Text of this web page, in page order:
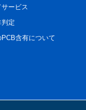
ービス
定
含有について